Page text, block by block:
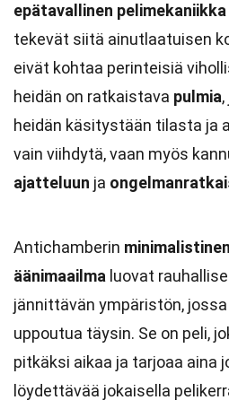
epätavallinen pelimekaniikka
tekevät siitä ainutlaatuisen
eivät kohtaa perinteisiä
heidän on ratkaistava pulmia
heidän käsitystään tilasta ja
vain viihdytä, vaan myös
ajatteluun ja
Antichamberin
äänimaailma luovat
jännittävän ympäristön,
uppoutua täysin. Se on peli,
pitkäksi aikaa ja tarjoaa aina
löydettävää jokaisella